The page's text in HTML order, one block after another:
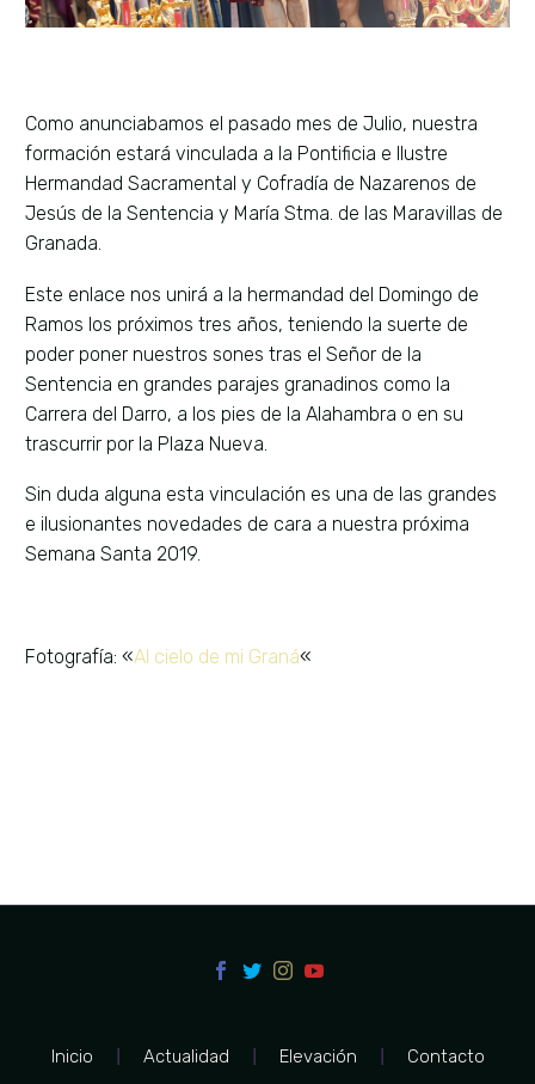
Como anunciabamos el pasado mes de Julio, nuestra
formación estará vinculada a la Pontificia e Ilustre
Hermandad Sacramental y Cofradía de Nazarenos de
Jesús de la Sentencia y María Stma. de las Maravillas de
Granada.
Este enlace nos unirá a la hermandad del Domingo de
Ramos los próximos tres años, teniendo la suerte de
poder poner nuestros sones tras el Señor de la
Sentencia en grandes parajes granadinos como la
Carrera del Darro, a los pies de la Alahambra o en su
trascurrir por la Plaza Nueva.
Sin duda alguna esta vinculación es una de las grandes
e ilusionantes novedades de cara a nuestra próxima
Semana Santa 2019.
Fotografía: «Al cielo de mi Graná«
Inicio Actualidad Elevación Contacto